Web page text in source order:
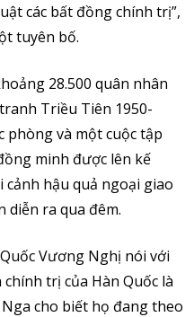
các bất đồng chính trị”,
tuyên bố.
28.500 quân nhân
Triều Tiên 1950-
phòng và một cuộc tập
minh được lên kế
hậu quả ngoại giao
diễn ra qua đêm.
Vương Nghị nói với
trị của Hàn Quốc là
Nga cho biết họ đang theo